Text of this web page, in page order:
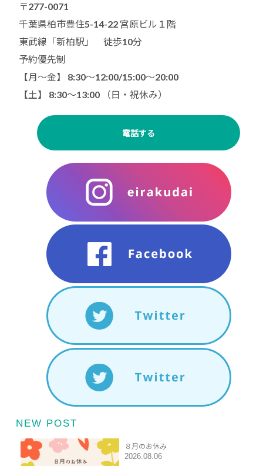
〒277-0071
千葉県柏市豊住5-14-22 宮原ビル１階
東武線「新柏駅」 徒歩10分
予約優先制
【月〜金】 8:30～12:00/15:00〜20:00
【土】 8:30〜13:00 （日・祝休み）
電話する
NEW POST
８月のお休み
2026.08.06